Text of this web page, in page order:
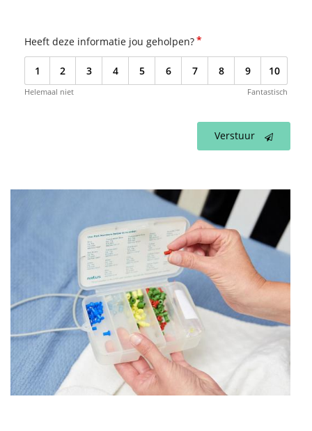
Heeft deze informatie jou geholpen?*
1 2 3 4 5 6 7 8 9 10
Helemaal niet Fantastisch
Verstuur